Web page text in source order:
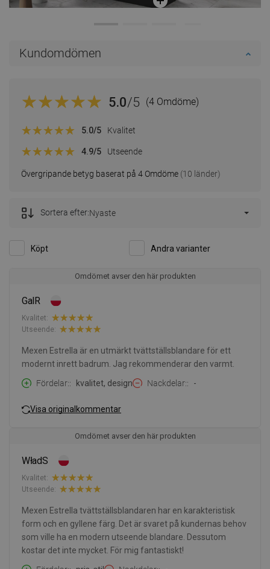
Kundomdömen
5.0/5 (4 Omdöme)
Övergripande betyg baserat på 4 Omdöme (10 länder)
5.0/5 Kvalitet
4.9/5 Utseende
Köpt Andra varianter
Sortera efter:Nyaste
Omdömet avser den här produkten
GalR
Kvalitet:
Utseende:
Mexen Estrella är en utmärkt tvättställsblandare för ett
modernt inrett badrum. Jag rekommenderar den varmt.
Fördelar:
kvalitet, design Nackdelar: -
Visa originalkommentar
Omdömet avser den här produkten
WładS
Kvalitet:
Utseende:
Mexen Estrella tvättställsblandaren har en karakteristisk
form och en gyllene färg. Det är svaret på kundernas behov
som ville ha en modern utseende blandare. Dessutom
kostar det inte mycket. För mig fantastiskt!